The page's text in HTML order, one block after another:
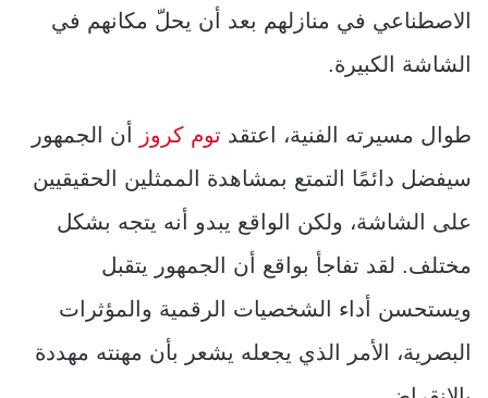
الاصطناعي في منازلهم بعد أن يحلّ مكانهم في
الشاشة الكبيرة.
طوال مسيرته الفنية، اعتقد توم كروز
أن الجمهور
سيفضل دائمًا التمتع بمشاهدة الممثلين الحقيقيين
على الشاشة، ولكن الواقع يبدو أنه يتجه بشكل
مختلف. لقد تفاجأ بواقع أن الجمهور يتقبل
ويستحسن أداء الشخصيات الرقمية والمؤثرات
البصرية، الأمر الذي يجعله يشعر بأن مهنته مهددة